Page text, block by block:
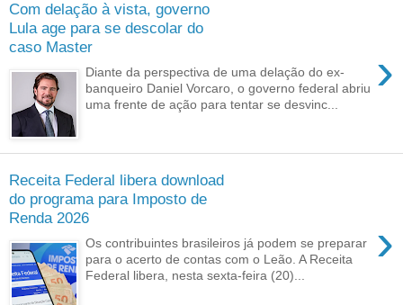
Com delação à vista, governo
Lula age para se descolar do
caso Master
›
Diante da perspectiva de uma delação do ex-
banqueiro Daniel Vorcaro, o governo federal abriu
uma frente de ação para tentar se desvinc...
Receita Federal libera download
do programa para Imposto de
Renda 2026
›
Os contribuintes brasileiros já podem se preparar
para o acerto de contas com o Leão. A Receita
Federal libera, nesta sexta-feira (20)...